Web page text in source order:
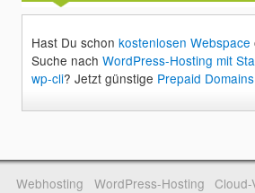
Hast Du schonkostenlosen Webspace
Suche nachWordPress-Hosting mit
wp-cli? Jetzt günstige Prepaid Domains
Webhosting WordPress-Hosting Cloud-